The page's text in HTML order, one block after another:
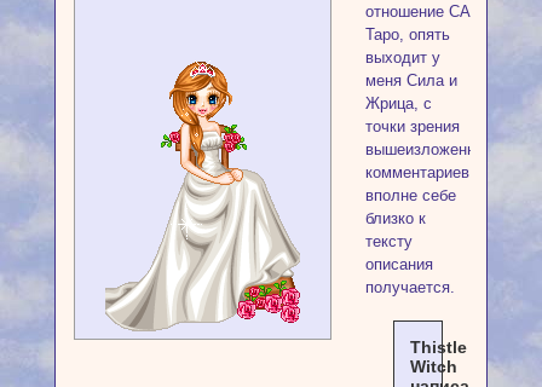
отношение СА
Таро, опять
выходит у
меня Сила и
Жрица, с
точки зрения
вышеизложенных
комментариев,
вполне себе
близко к
тексту
описания
получается.
Thistle
Witch